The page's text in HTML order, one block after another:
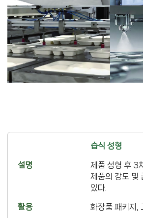
압축 및 고온건조
습식 성형
제품 성형 후 3
제품의 강도 및
있다.
화장품 패키지,